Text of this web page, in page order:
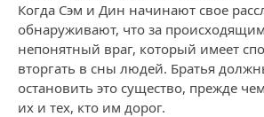
Когда Сэм и Дин начинают свое
обнаруживают, что за
непонятный враг, который имеет
вторгать в сны людей. Братья
остановить это существо, прежде
их и тех, кто им дорог.